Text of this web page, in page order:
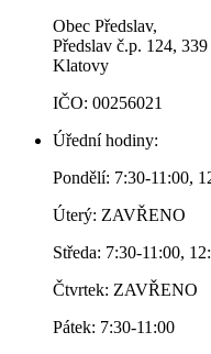
Obec Předslav,
Předslav č.p. 124, 339
Klatovy
IČO: 00256021
Úřední hodiny:
Pondělí: 7:30-11:00,
Úterý: ZAVŘENO
Středa: 7:30-11:00,
Čtvrtek: ZAVŘENO
Pátek: 7:30-11:00